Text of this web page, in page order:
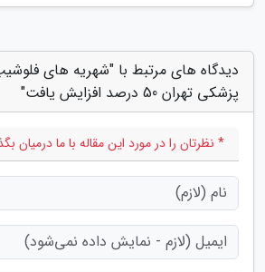
دیدگاه های مرتبط با "شهریه های
پزشکی تهران 50 درصد افزایش یافت"
* نظرتان را در مورد این مقاله با ما درمیان